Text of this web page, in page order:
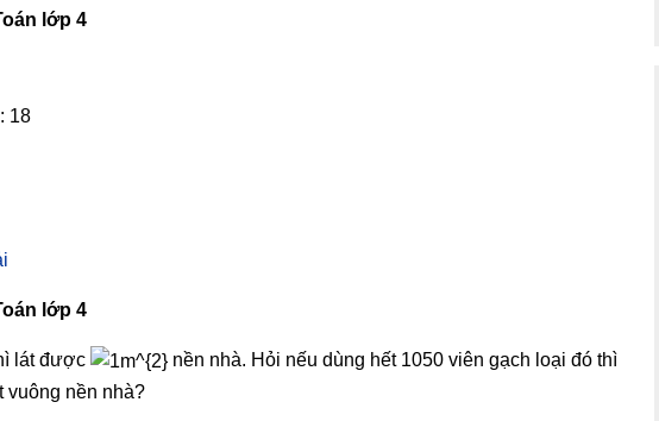
lớp 4
18
lớp 4
lát được
nền nhà. Hỏi nếu dùng hết 1050 viên gạch loại đó thì
vuông nền nhà?